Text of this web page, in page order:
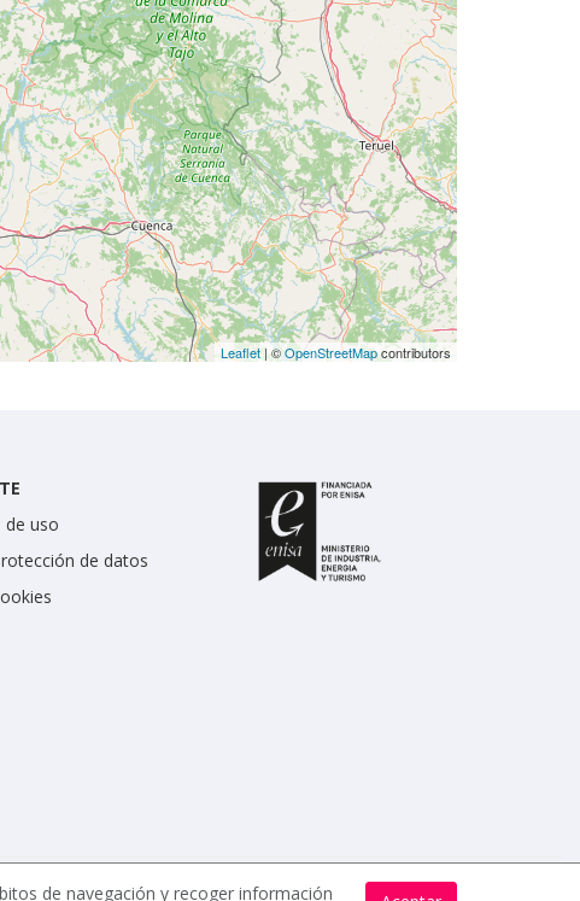
Leaflet | ©OpenStreetMapcontributors
de uso
de datos
de navegación y recoger información